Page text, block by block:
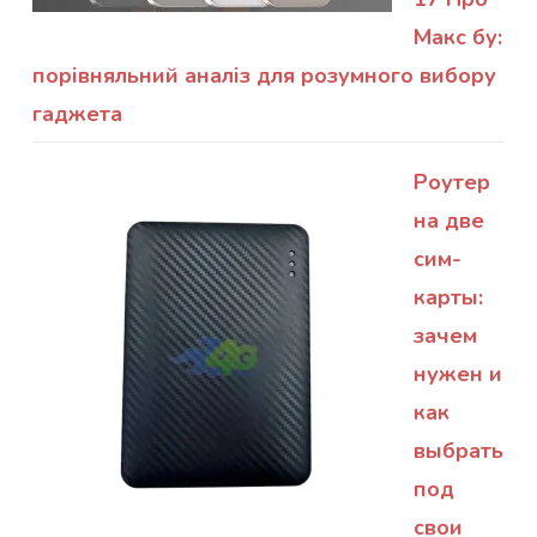
Макс бу:
порівняльний аналіз для розумного вибору
гаджета
Роутер
на две
сим-
карты:
зачем
нужен и
как
выбрать
под
свои